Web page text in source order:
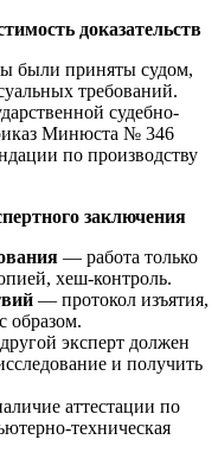
доказательств
были приняты судом,
требований.
судебно-
Минюста № 346
по производству
заключения
— работа только
хеш-контроль.
— протокол изъятия,
образом.
эксперт должен
и получить
аттестации по
техническая